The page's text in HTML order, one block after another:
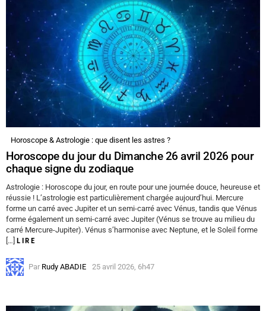
Horoscope & Astrologie : que disent les astres ?
Horoscope du jour du Dimanche 26 avril 2026 pour
chaque signe du zodiaque
Astrologie : Horoscope du jour, en route pour une journée douce, heureuse et
réussie ! L’astrologie est particulièrement chargée aujourd’hui. Mercure
forme un carré avec Jupiter et un semi-carré avec Vénus, tandis que Vénus
forme également un semi-carré avec Jupiter (Vénus se trouve au milieu du
carré Mercure-Jupiter). Vénus s’harmonise avec Neptune, et le Soleil forme
[…] LIRE
Par Rudy ABADIE 25 avril 2026, 6h47